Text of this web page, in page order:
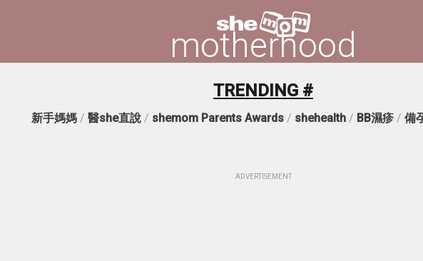
motherhood
TRENDING #
新手媽媽 / 醫she直說 / shemom Parents Awards / shehealth / BB濕疹 / 備
ADVERTISEMENT